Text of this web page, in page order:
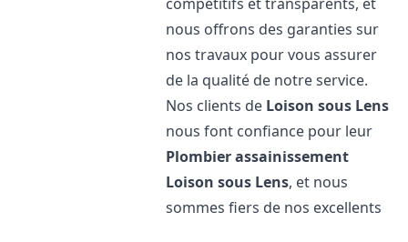
nous offrons des garanties sur
nos travaux pour vous assurer
de la qualité de notre service.
Nos clients de Loison sous Lens
nous font confiance pour leur
Plombier assainissement
Loison sous Lens, et nous
sommes fiers de nos excellents